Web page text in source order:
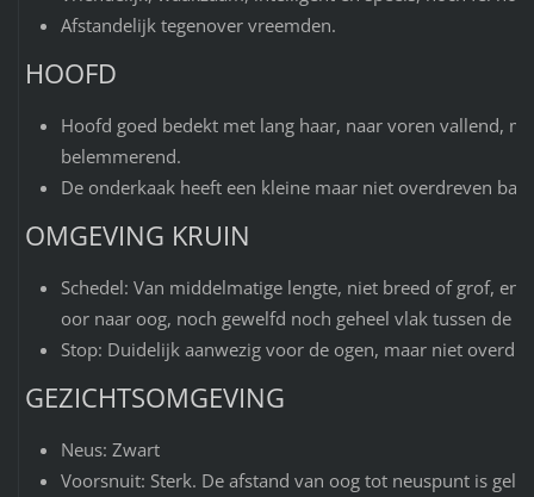
Afstandelijk tegenover vreemden.
HOOFD
Hoofd goed bedekt met lang haar, naar voren vallend,
belemmerend.
De onderkaak heeft een kleine maar niet overdreven
OMGEVING KRUIN
Schedel: Van middelmatige lengte, niet breed of grof,
oor naar oog, noch gewelfd noch geheel vlak tussen de
Stop: Duidelijk aanwezig voor de ogen, maar niet
GEZICHTSOMGEVING
Neus: Zwart
Voorsnuit: Sterk. De afstand van oog tot neuspunt is